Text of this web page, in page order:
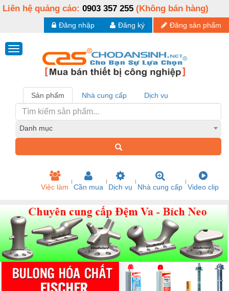
Liên hệ quảng cáo: 0903 357 255 (Không bán hàng)
Đăng sản phẩm
Đăng ký
Đăng nhập
Sản phẩm Nhà cung cấp Dịch vụ
Danh mục
Việc làm Cần mua Dịch vụ Nhà cung cấp Video clip